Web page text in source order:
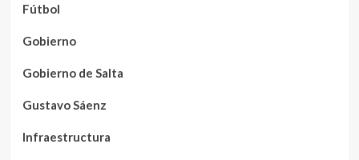
Fútbol
Gobierno
Gobierno de Salta
Gustavo Sáenz
Infraestructura